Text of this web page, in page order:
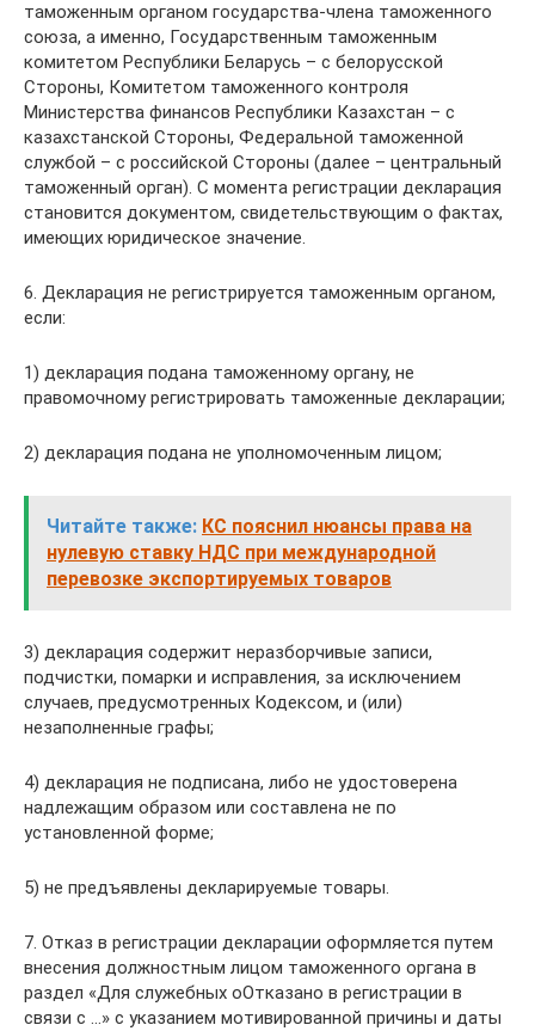
таможенным органом государства-члена таможенного
союза, а именно, Государственным таможенным
комитетом Республики Беларусь – с белорусской
Стороны, Комитетом таможенного контроля
Министерства финансов Республики Казахстан – с
казахстанской Стороны, Федеральной таможенной
службой – с российской Стороны (далее – центральный
таможенный орган). С момента регистрации декларация
становится документом, свидетельствующим о фактах,
имеющих юридическое значение.
6. Декларация не регистрируется таможенным органом,
если:
1) декларация подана таможенному органу, не
правомочному регистрировать таможенные декларации;
2) декларация подана не уполномоченным лицом;
Читайте также: КС пояснил нюансы права на
нулевую ставку НДС при международной
перевозке экспортируемых товаров
3) декларация содержит неразборчивые записи,
подчистки, помарки и исправления, за исключением
случаев, предусмотренных Кодексом, и (или)
незаполненные графы;
4) декларация не подписана, либо не удостоверена
надлежащим образом или составлена не по
установленной форме;
5) не предъявлены декларируемые товары.
7. Отказ в регистрации декларации оформляется путем
внесения должностным лицом таможенного органа в
раздел «Для служебных оОтказано в регистрации в
связи с …» с указанием мотивированной причины и даты